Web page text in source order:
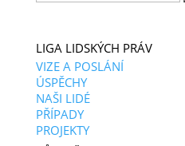
LIGA LIDSKÝCH PRÁV
VIZE A POSLÁNÍ
ÚSPĚCHY
NAŠI LIDÉ
PŘÍPADY
PROJEKTY